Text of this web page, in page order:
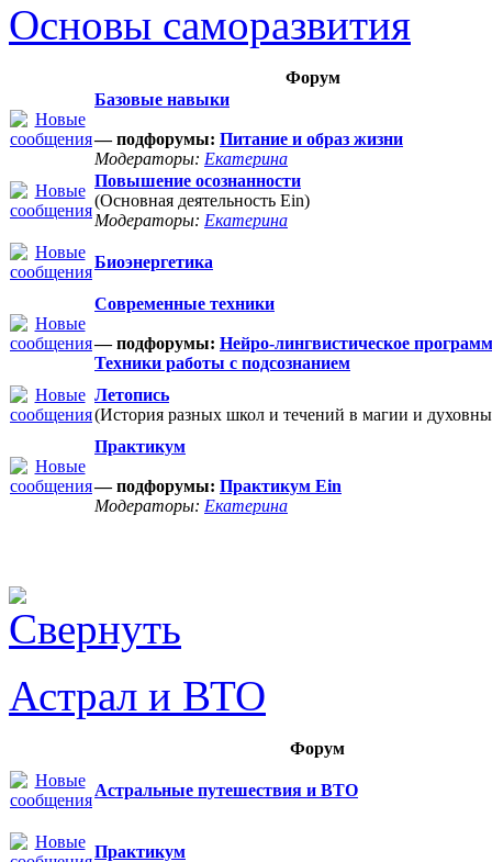
Основы саморазвития
Форум
Базовые навыки
— подфорумы: Питание и образ жизни
Модераторы: Екатерина
Повышение осознанности
(Основная деятельность Ein)
Модераторы: Екатерина
Биоэнергетика
Современные техники
— подфорумы: Нейро-лингвистическое
Техники работы с подсознанием
Летопись
(История разных школ и течений в магии и
Практикум
— подфорумы: Практикум Ein
Модераторы: Екатерина
Астрал и ВТО
Форум
Астральные путешествия и ВТО
Практикум